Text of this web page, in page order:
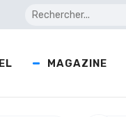
MAGAZINE